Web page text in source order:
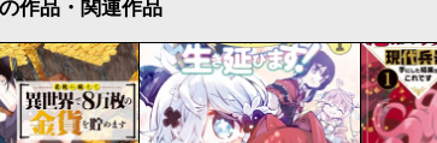
作品・関連作品